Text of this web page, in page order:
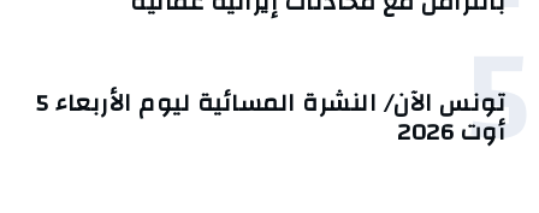
5 تونس الآن/ النشرة المسائية ليوم الأربعاء 5
أوت 2026